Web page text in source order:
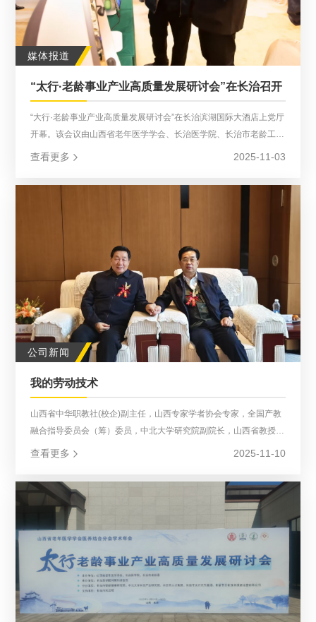
媒体报道
“太行·老龄事业产业高质量发展研讨会”在长治召开
“大行·老龄事业产业高质量发展研讨会”在长治滨湖国际大酒店上党厅
开幕。该会议由山西省老年医学学会、长治医学院、长治市老龄工作
委员会主办，近 200 位来自政府部门、高校院所、医疗机构、科技
查看更多 2025-11-03
公司新闻
我的劳动技术
山西省中华职教社(校企)副主任，山西专家学者协会专家，全国产教
融合指导委员会（筹）委员，中北大学研究院副院长，山西省教授协
会首席专家(职教)，教育六厅际联席会议优秀专家，中北大学客座教
融合促进会常务副会长。退休前历任过山西焦煤正升煤矿书记
（纪），山西焦煤大学筹备处长，山西焦煤技师学院常务院长，山西
应用科技学院副校长，山西工商学院继教院长。
查看更多 2025-11-10